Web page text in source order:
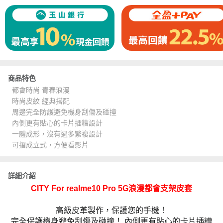
商品特色
都會時尚 青春浪漫
時尚皮紋 經典搭配
周邊完全防護避免機身刮傷及碰撞
內側更有貼心的卡片插糟設計
一體成形，沒有過多繁複設計
可摺成立式，方便看影片
詳細介紹
CITY For realme10 Pro 5G浪漫都會支架皮套
高級皮革製作，保護您的手機！
完全保護機身避免刮傷及碰撞！ 內側更有貼心的卡片插糟